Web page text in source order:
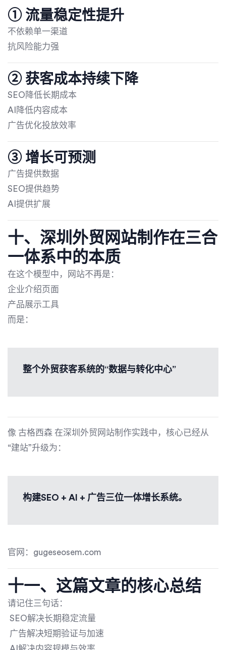
① 流量稳定性提升
不依赖单一渠道
抗风险能力强
② 获客成本持续下降
SEO降低长期成本
AI降低内容成本
广告优化投放效率
③ 增长可预测
广告提供数据
SEO提供趋势
AI提供扩展
十、 深圳外贸网站制作在三合
一体系中的本质
在这个模型中，网站不再是：
企业介绍页面
产品展示工具
而是：
整个外贸获客系统的“数据与转化中心”
像 古格西森 在深圳外贸网站制作实践中，核心已经从
“建站”升级为：
构建SEO + AI + 广告三位一体增长系统。
官网：gugeseosem.com
十一、这篇文章的核心总结
请记住三句话：
SEO解决长期稳定流量
广告解决短期验证与加速